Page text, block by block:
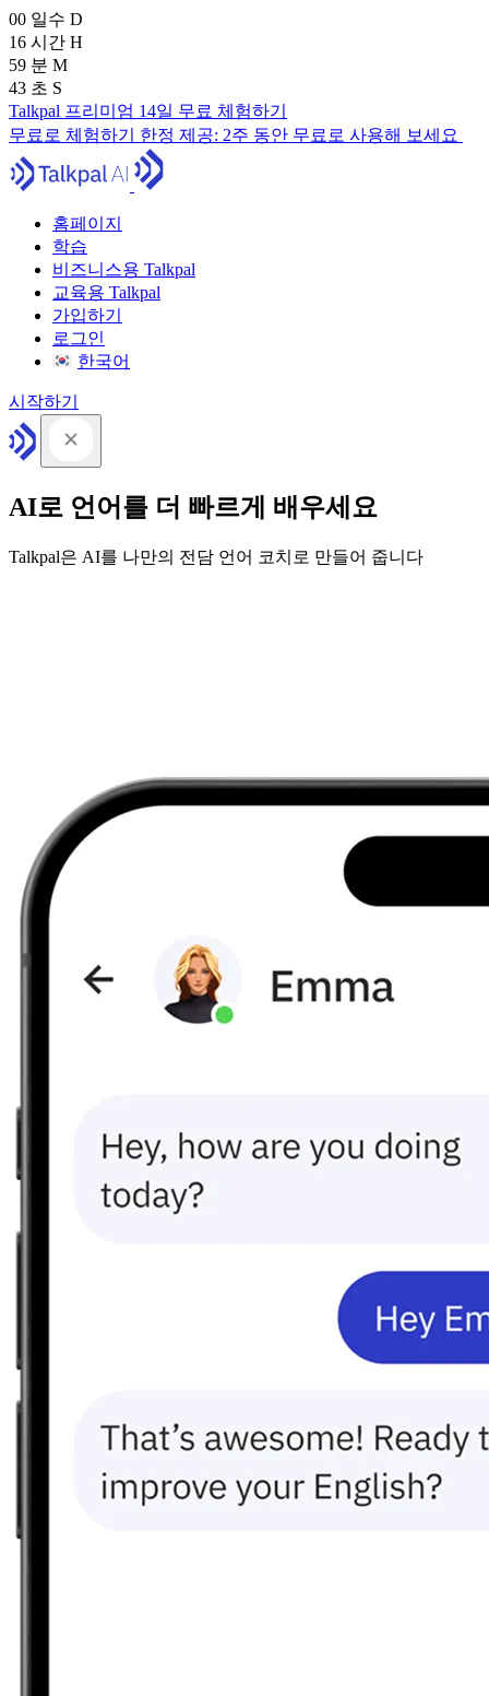
00 일수 D
16 시간 H
59 분 M
41 초 S
Talkpal 프리미엄 14일 무료 체험하기
무료로 체험하기 한정 제공: 2주 동안 무료로 사용해 보세요
홈페이지
학습
비즈니스용 Talkpal
교육용 Talkpal
가입하기
로그인
한국어
시작하기
AI로 언어를 더 빠르게 배우세요
Talkpal은 AI를 나만의 전담 언어 코치로 만들어 줍니다